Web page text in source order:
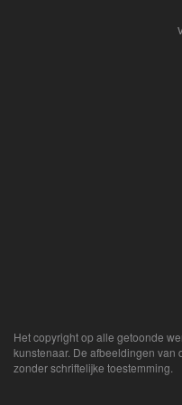
Het copyright op alle getoonde
kunstenaar. De afbeeldingen van
zonder schriftelijke toestemming.